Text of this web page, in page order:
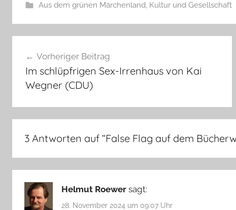
Aus dem grünen Märchenland, Kultur und Gesellschaft
Vorheriger Beitrag
Im schlüpfrigen Sex-Irrenhaus von Kai
Wegner (CDU)
3 Antworten auf “False Flag auf dem
Helmut Roewer sagt:
28. November 2024 um 09:07 Uhr